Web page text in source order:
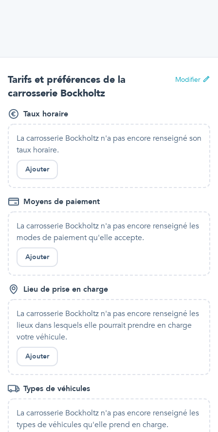
Tarifs et préférences de la
carrosserie Bockholtz
Modifier
Taux horaire
La carrosserie Bockholtz n'a pas encore renseigné son
taux horaire.
Ajouter
Moyens de paiement
La carrosserie Bockholtz n'a pas encore renseigné les
modes de paiement qu'elle accepte.
Ajouter
Lieu de prise en charge
La carrosserie Bockholtz n'a pas encore renseigné les
lieux dans lesquelselle pourrait prendre en charge
votre véhicule.
Ajouter
Types de véhicules
La carrosserie Bockholtz n'a pas encore renseigné les
types de véhicules qu'elle prend en charge.